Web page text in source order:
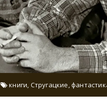
книги, Стругацкие,